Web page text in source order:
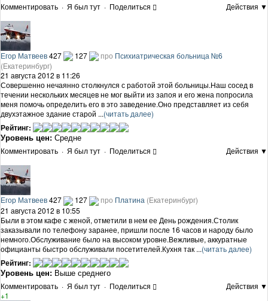
Комментировать · Я был тут · Поделиться Действия ▼
Егор Матвеев427 127 про Психиатрическая больница №6
(Екатеринбург)
21 августа 2012 в 11:26
Совершенно нечаянно столкнулся с работой этой больницы.Наш сосед в
течении нескольких месяцев не мог выйти из запоя и его жена попросила
меня помочь определить его в это заведение.Оно представляет из себя
двухэтажное здание старой ...(читать далее)
Рейтинг:
Уровень цен: Средне
Комментировать · Я был тут · Поделиться Действия ▼
Егор Матвеев427 127 про Платина (Екатеринбург)
21 августа 2012 в 10:55
Были в этом кафе с женой, отметили в нем ее День рождения.Столик
заказывали по телефону заранее, пришли после 16 часов и народу было
немного.Обслуживание было на высоком уровне.Вежливые, аккуратные
официанты быстро обслуживали посетителей.Кухня так ...(читать далее)
Рейтинг:
Уровень цен: Выше среднего
Комментировать · Я был тут · Поделиться
Действия ▼
+1